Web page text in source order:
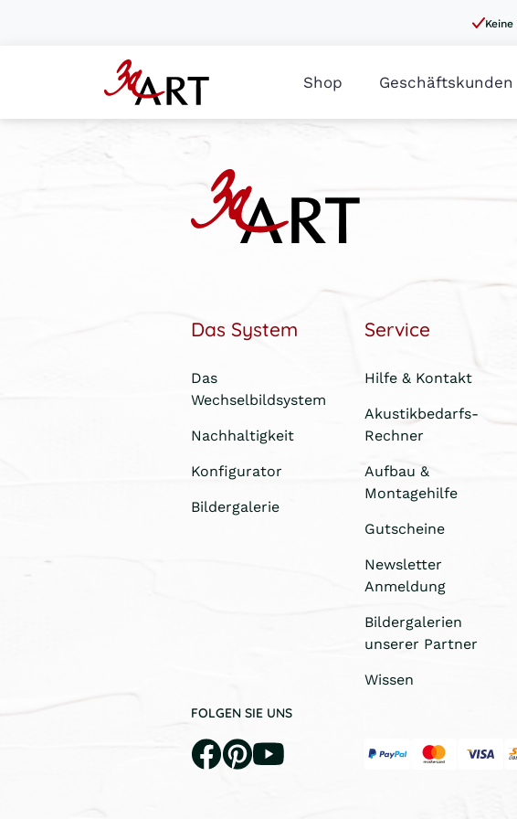
Shop Geschäftskunden
Das System
Das
Wechselbildsystem
Nachhaltigkeit
Konfigurator
Bildergalerie
Service
Hilfe & Kontakt
Akustikbedarfs-
Rechner
Aufbau &
Montagehilfe
Gutscheine
Newsletter
Anmeldung
Bildergalerien
unserer Partner
Wissen
FOLGEN SIE UNS